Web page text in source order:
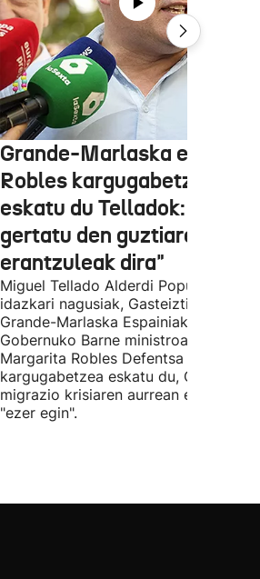
Grande-Marlaska eta
Robles kargugabetzea
eskatu du Telladok:
gertatu den guztiaren
erantzuleak dira"
Miguel Tellado Alderdi Popularraren
idazkari nagusiak, Gasteiztik,
Grande-Marlaska Espainiako
Gobernuko Barne ministroa eta
Margarita Robles Defentsa ministroa
kargugabetzea eskatu du, Ceutako
migrazio krisiaren aurrean ez
"ezer egin".